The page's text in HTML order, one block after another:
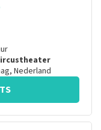
, Nederland